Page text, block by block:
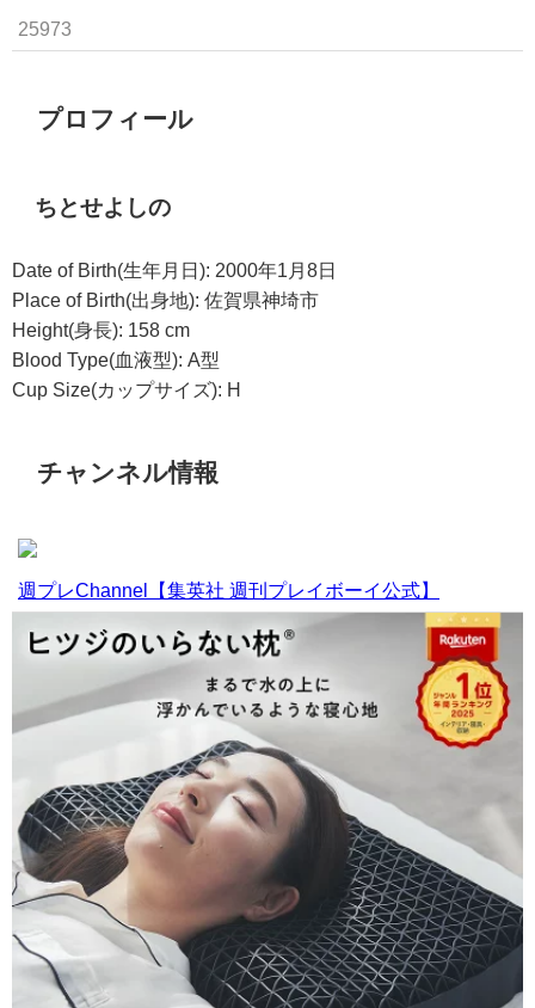
25973
プロフィール
ちとせよしの
Date of Birth(生年月日): 2000年1月8日
Place of Birth(出身地): 佐賀県神埼市
Height(身長): 158 cm
Blood Type(血液型): A型
Cup Size(カップサイズ): H
チャンネル情報
週プレChannel【集英社 週刊プレイボーイ公式】